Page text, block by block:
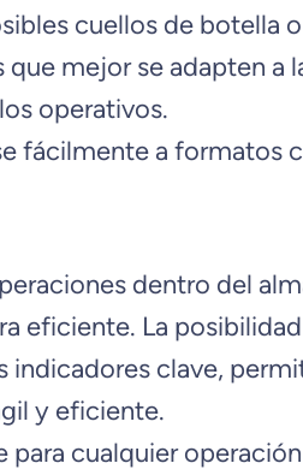
cuellos de botella
mejor se adapten a
operativos.
fácilmente a formatos
dentro del
eficiente. La
indicadores clave,
y eficiente.
cualquier